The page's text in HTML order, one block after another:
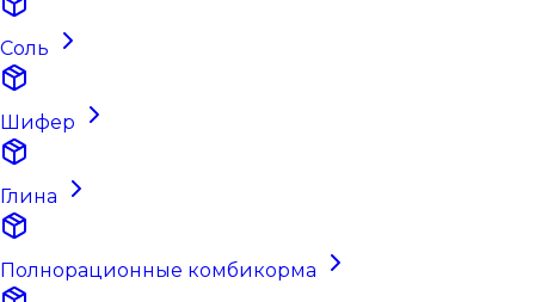
Соль
Шифер
Глина
Полнорационные комбикорма